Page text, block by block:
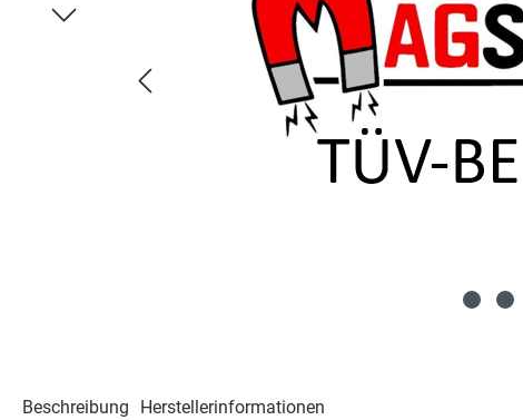
Beschreibung Herstellerinformationen